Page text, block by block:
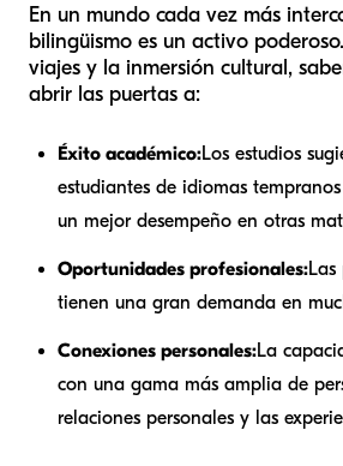
En un mundo cada vez más
bilingüismo es un activo
viajes y la inmersión cultural,
abrir las puertas a:
Éxito académico:Los estudios
estudiantes de idiomas
un mejor desempeño en otras
Oportunidades profesionales:
tienen una gran demanda en
Conexiones personales:La
con una gama más amplia de
relaciones personales y las